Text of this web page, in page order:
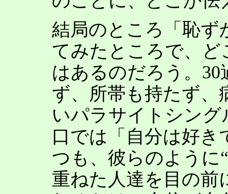
結局のところ「恥ず
てみたところで、
はあるのだろう。
ず、所帯も持たず、
いパラサイトシン
口では「自分は好
つも、彼らのように
重ねた人達を目の前